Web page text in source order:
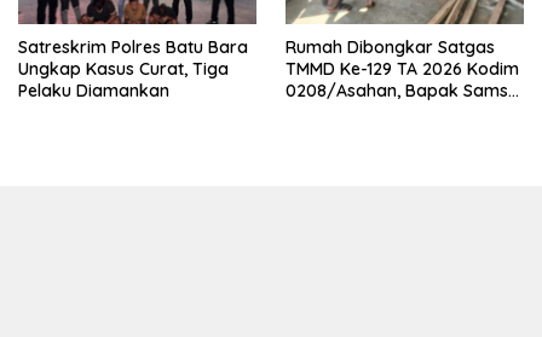
Satreskrim Polres Batu Bara
Ungkap Kasus Curat, Tiga
Pelaku Diamankan
Rumah Dibongkar Satgas
TMMD Ke-129 TA 2026 Kodim
0208/Asahan, Bapak Samsul